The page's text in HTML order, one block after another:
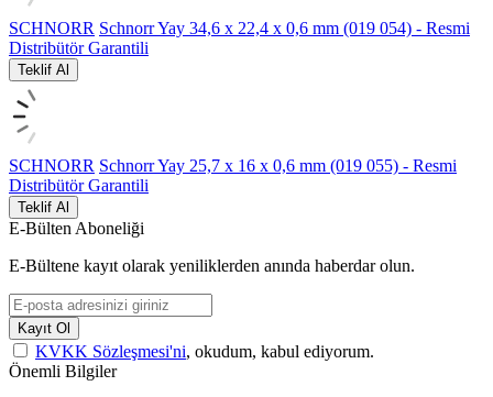
SCHNORR Schnorr Yay 34,6 x 22,4 x 0,6 mm (019 054) - Resmi
Distribütör Garantili
Teklif Al
SCHNORR Schnorr Yay 25,7 x 16 x 0,6 mm (019 055) - Resmi
Distribütör Garantili
Teklif Al
E-Bülten Aboneliği
E-Bültene kayıt olarak yeniliklerden anında haberdar olun.
Kayıt Ol
KVKK Sözleşmesi'ni, okudum, kabul ediyorum.
Önemli Bilgiler